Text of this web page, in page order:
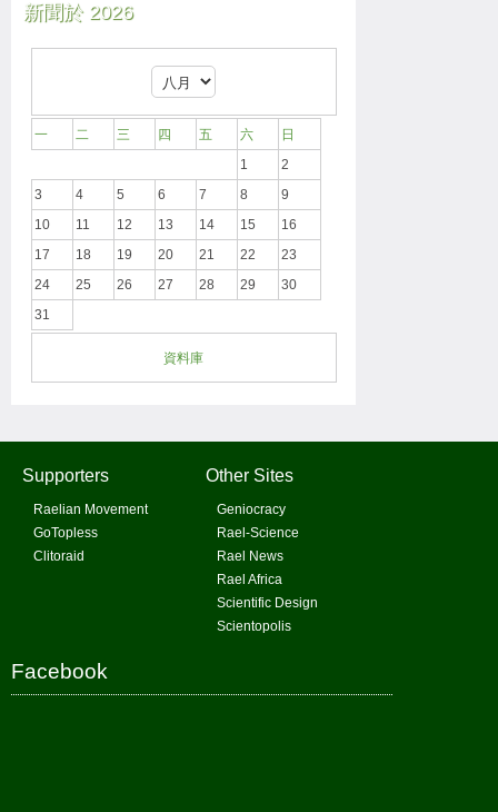
新聞於 2026
一 二 三 四 五 六
日
1
2
3
4 5 6 7 8
9
10
11 12 13 14 15
16
17
18 19 20 21 22
23
24
25 26 27 28 29
30
31
資料庫
Supporters
Raelian Movement
GoTopless
Clitoraid
Other Sites
Geniocracy
Rael-Science
Rael News
Rael Africa
Scientific Design
Scientopolis
Facebook